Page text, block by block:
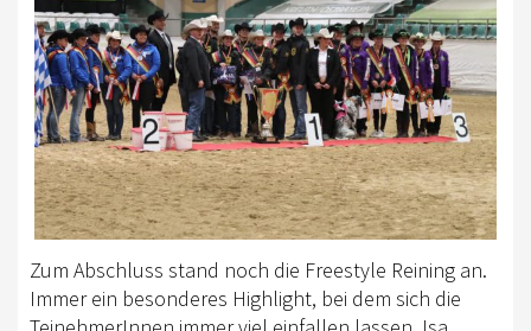
Zum Abschluss stand noch die Freestyle Reining an.
Immer ein besonderes Highlight, bei dem sich die